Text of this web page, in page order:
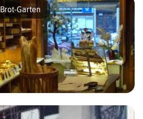
qui pullulent à Berlin. Cette petite
boulangerie fondée en 1906 serait une des
plus anciennes de la ville. Elle fabrique
artisanalement une incroyable […]
Brot-Garten
Une boulangerie qui sent l’odeur du bon
pain ! Crée en 1977 elle fut la première